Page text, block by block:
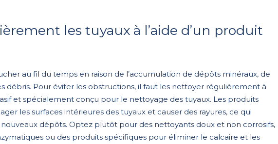
les tuyaux à l’aide d’un produit
au fil du temps en raison de l’accumulation de dépôts minéraux, de
débris. Pour éviter les obstructions, il faut les nettoyer régulièrement à
et spécialement conçu pour le nettoyage des tuyaux. Les produits
les surfaces intérieures des tuyaux et causer des rayures, ce qui
dépôts. Optez plutôt pour des nettoyants doux et non corrosifs,
ou des produits spécifiques pour éliminer le calcaire et les